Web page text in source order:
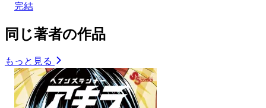
完結
同じ著者の作品
もっと見る